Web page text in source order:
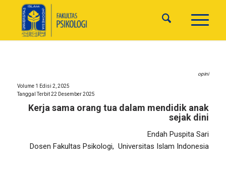
opini
Volume 1 Edisi 2, 2025
Tanggal Terbit 22 Desember 2025
Kerja sama orang tua dalam mendidik anak
sejak dini
Endah Puspita Sari
Dosen Fakultas Psikologi, Universitas Islam Indonesia